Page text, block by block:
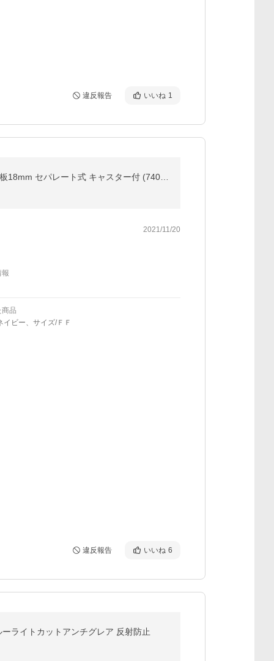
違反報告 いいね 1
2021/11/20
報
品
イビー、サイズ/ＦＦ
違反報告 いいね 6
ライトカットアンチグレア 反射防止